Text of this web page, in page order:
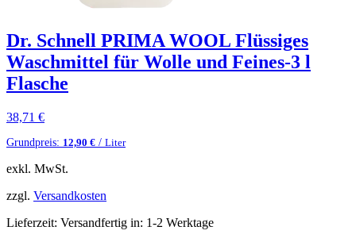
Dr. Schnell PRIMA WOOL Flüssiges
Waschmittel für Wolle und Feines-3 l
Flasche
38,71 €
Grundpreis: 12,90 € / Liter
exkl. MwSt.
zzgl. Versandkosten
Lieferzeit: Versandfertig in: 1-2 Werktage